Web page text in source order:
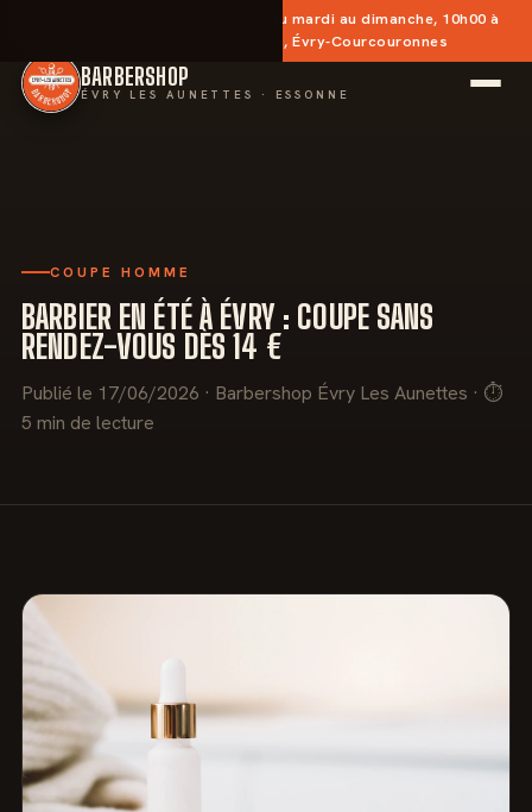
— Ouvert du mardi au dimanche, 10h00 à
20h30 · Place des Aunettes, Évry-Courcouronnes
BARBERSHOP
ÉVRY LES AUNETTES · ESSONNE
COUPE HOMME
BARBIER EN ÉTÉ À ÉVRY : COUPE SANS
RENDEZ-VOUS DÈS 14 €
Publié le 17/06/2026 · Barbershop Évry Les Aunettes · ⏱
5 min de lecture